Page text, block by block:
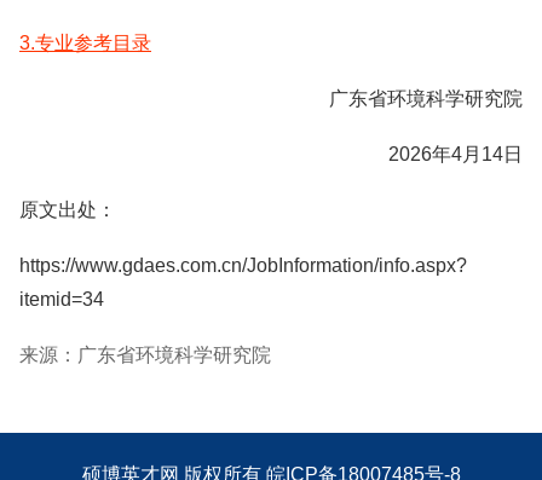
3.专业参考目录
广东省环境科学研究院
2026年4月14日
原文出处：
https://www.gdaes.com.cn/JobInformation/info.aspx?
itemid=34
来源：广东省环境科学研究院
硕博英才网 版权所有 皖ICP备18007485号-8